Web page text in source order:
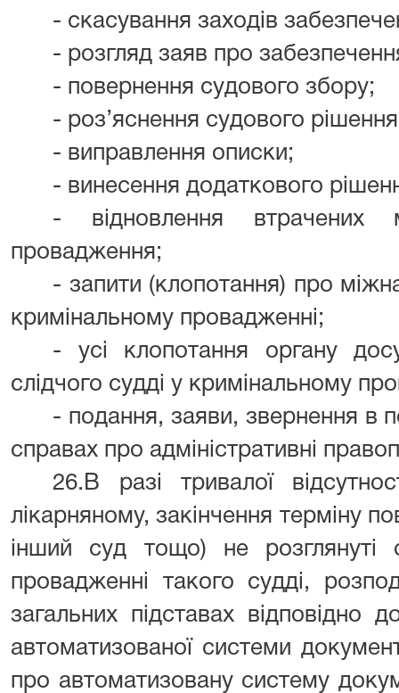
- скасування заходів
- розгляд заяв про
- повернення судового збору;
- роз’яснення судового
- виправлення описки;
- винесення додаткового
- відновлення втрачених
провадження;
- запити (клопотання) про
кримінальному провадженні;
- усі клопотання органу
слідчого судді у кримінальному
- подання, заяви, звернення в
справах про адміністративні
26.В разі тривалої
лікарняному, закінчення терміну
інший суд тощо) не розглянуті
провадженні такого судді,
загальних підставах відповідно
автоматизованої системи
про автоматизовану систему